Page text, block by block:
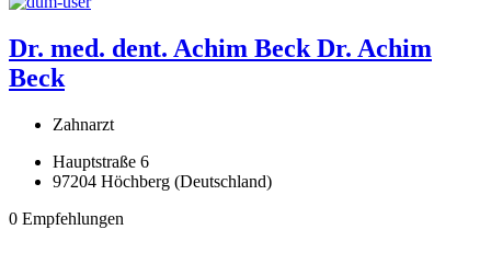
Dr. med. dent. Achim Beck Dr. Achim
Beck
Zahnarzt
Hauptstraße 6
97204 Höchberg (Deutschland)
0 Empfehlungen